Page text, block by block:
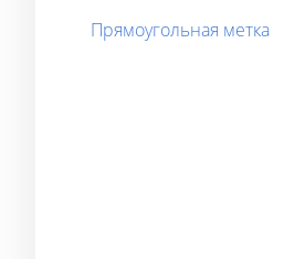
Прямоугольная метка